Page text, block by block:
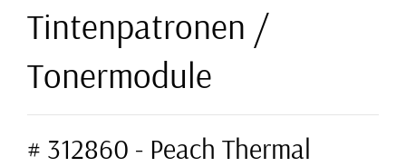
Tintenpatronen /
Tonermodule
# 312860 - Peach Thermal